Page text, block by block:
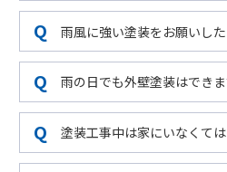
雨風に強い塗装をお願いした
雨の日でも外壁塗装はでき
塗装工事中は家にいなくて